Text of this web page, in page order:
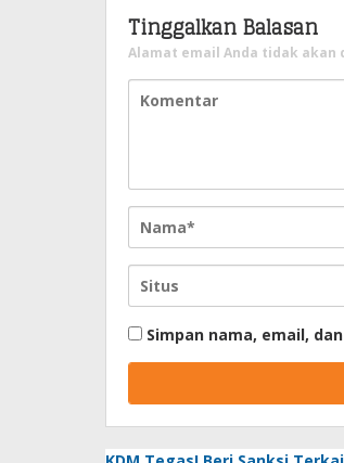
Tinggalkan Balasan
Alamat email Anda tidak akan
Simpan nama, email,